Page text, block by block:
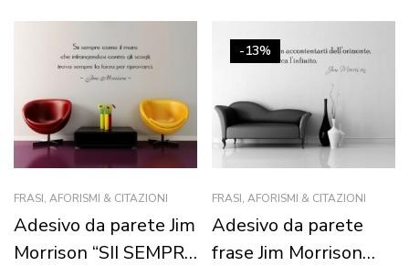
FRASI, AFORISMI & CITAZIONI
Adesivo da parete Jim
Morrison “SII SEMPRE
-13%
FRASI, AFORISMI & CITAZIONI
Adesivo da parete
frase Jim Morrison